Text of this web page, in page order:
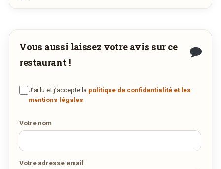
SUR WEDELY.COM
DES MILLIERS DE PLATS LIVRÉS AU LUXEMBOURG
Vous aussi laissez votre avis sur ce
restaurant !
J’ai lu et j’accepte la politique de confidentialité et les
mentions légales
Votre nom
Votre adresse email